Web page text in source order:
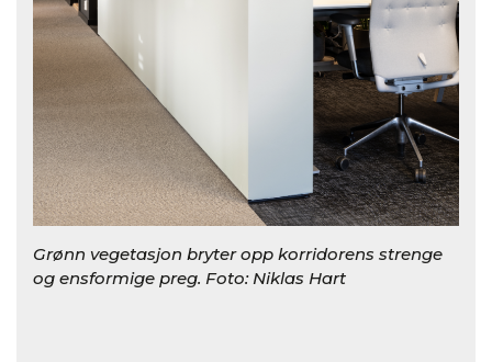
Grønn vegetasjon bryter opp korridorens strenge
og ensformige preg. Foto: Niklas Hart